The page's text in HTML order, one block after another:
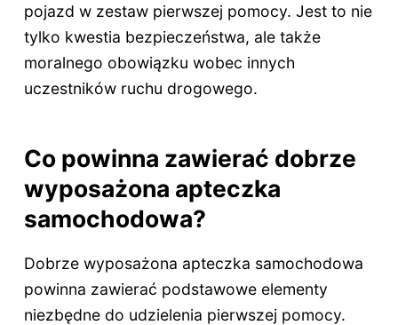
pojazd w zestaw pierwszej pomocy. Jest to nie
tylko kwestia bezpieczeństwa, ale także
moralnego obowiązku wobec innych
uczestników ruchu drogowego.
Co powinna zawierać dobrze
wyposażona apteczka
samochodowa?
Dobrze wyposażona apteczka samochodowa
powinna zawierać podstawowe elementy
niezbędne do udzielenia pierwszej pomocy.